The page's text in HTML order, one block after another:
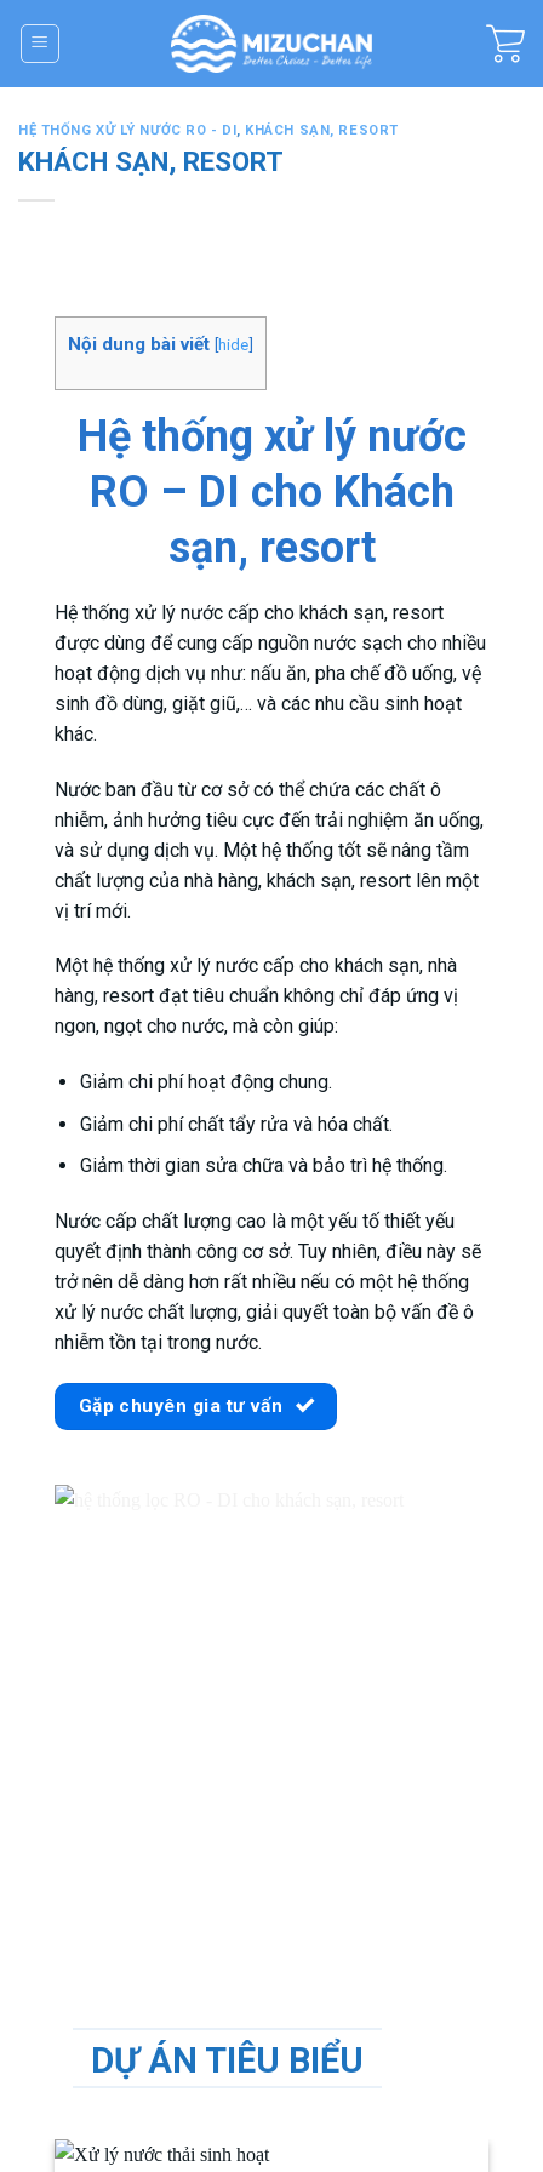
HỆ THỐNG XỬ LÝ NƯỚC RO - DI, KHÁCH SẠN, RESORT
KHÁCH SẠN, RESORT
Nội dung bài viết [hide]
Hệ thống xử lý nước
RO – DI cho Khách
sạn, resort
Hệ thống xử lý nước cấp cho khách sạn, resort
được dùng để cung cấp nguồn nước sạch cho nhiều
hoạt động dịch vụ như: nấu ăn, pha chế đồ uống, vệ
sinh đồ dùng, giặt giũ,… và các nhu cầu sinh hoạt
khác.
Nước ban đầu từ cơ sở có thể chứa các chất ô
nhiễm, ảnh hưởng tiêu cực đến trải nghiệm ăn uống,
và sử dụng dịch vụ. Một hệ thống tốt sẽ nâng tầm
chất lượng của nhà hàng, khách sạn, resort lên một
vị trí mới.
Một hệ thống xử lý nước cấp cho khách sạn, nhà
hàng, resort đạt tiêu chuẩn không chỉ đáp ứng vị
ngon, ngọt cho nước, mà còn giúp:
Giảm chi phí hoạt động chung.
Giảm chi phí chất tẩy rửa và hóa chất.
Giảm thời gian sửa chữa và bảo trì hệ thống.
Nước cấp chất lượng cao là một yếu tố thiết yếu
quyết định thành công cơ sở. Tuy nhiên, điều này sẽ
trở nên dễ dàng hơn rất nhiều nếu có một hệ thống
xử lý nước chất lượng, giải quyết toàn bộ vấn đề ô
nhiễm tồn tại trong nước.
Gặp chuyên gia tư vấn
DỰ ÁN TIÊU BIỂU